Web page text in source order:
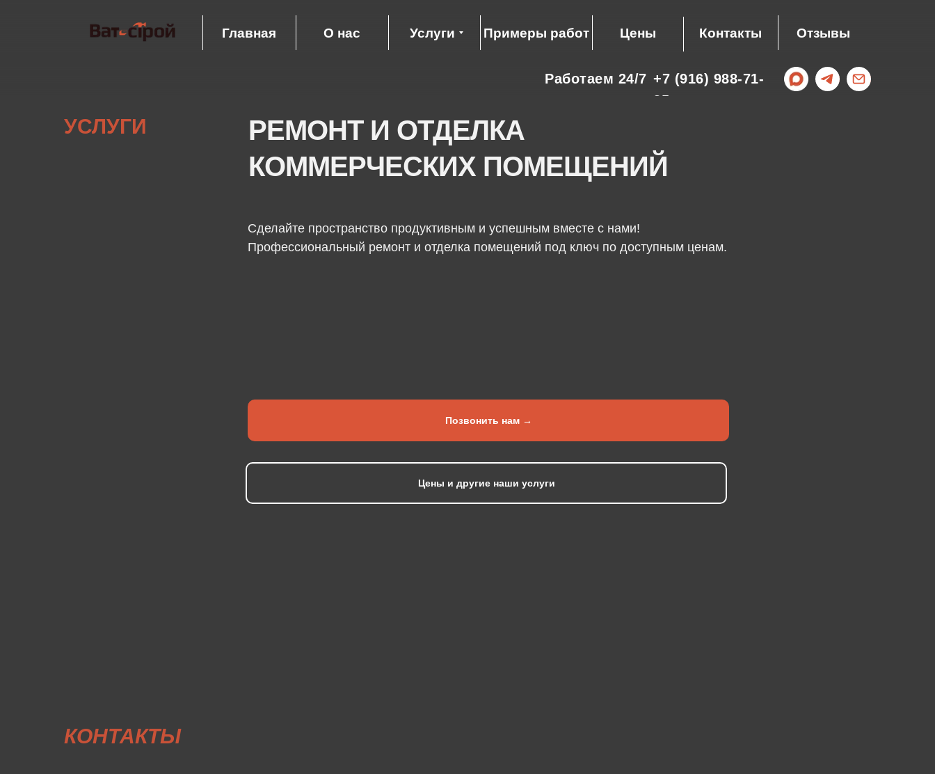
Главная Примеры работ Цены Контакты
О нас Услуги Отзывы
+7 (916) 988-71-
35
Работаем 24/7
УСЛУГИ
РЕМОНТ И ОТДЕЛКА
КОММЕРЧЕСКИХ ПОМЕЩЕНИЙ
Сделайте пространство продуктивным и успешным вместе с нами!
Профессиональный ремонт и отделка помещений под ключ по доступным ценам.
Цены и другие наши услуги
Позвонить нам →
КОНТАКТЫ